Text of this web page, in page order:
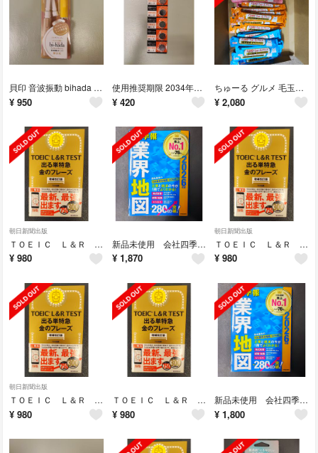
貝印 音波振動 bihada ompa Lホルダー 替刃2個付 ミモザ/ベージュ
¥ 950
使用推奨期限 2034年12月 リチウムボタン電池 CR1632 5個セット
¥ 420
ちゅーる グルメ 毛玉配慮 まぐろ海鮮ミックス 14g 各種 20本 合計60本
¥ 2,080
朝日新聞出版
ＴＯＥＩＣ Ｌ＆Ｒ ＴＥＳＴ出る単特急金のフレーズ 増補改訂版 2026年1月
¥ 980
新品未使用 会社四季報 業界地図 2026年版 東洋経済新報社
¥ 1,870
朝日新聞出版
ＴＯＥＩＣ Ｌ＆Ｒ ＴＥＳＴ出る単特急金のフレーズ 増補改訂版 2026年1月
¥ 980
朝日新聞出版
ＴＯＥＩＣ Ｌ＆Ｒ ＴＥＳＴ出る単特急金のフレーズ 増補改訂版 2026年1月
¥ 980
ＴＯＥＩＣ Ｌ＆Ｒ ＴＥＳＴ出る単特急金のフレーズ 増補改訂版 2026年1月
¥ 980
新品未使用 会社四季報 業界地図 2026年版 東洋経済新報社
¥ 1,800